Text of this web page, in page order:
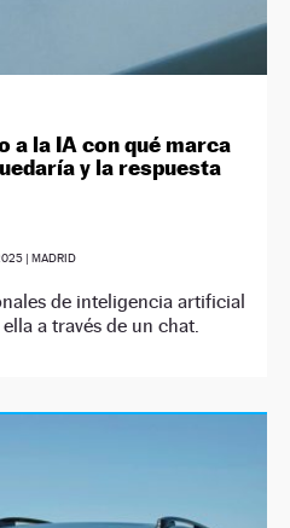
a la IA con qué marca
y la respuesta
| MADRID
de inteligencia artificial
a través de un chat.